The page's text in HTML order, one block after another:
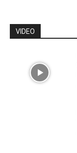
VIDEO